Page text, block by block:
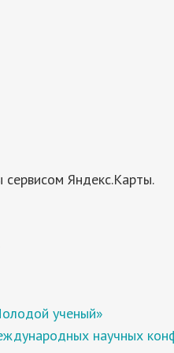
Яндекс.Карты.
ученый»
научных